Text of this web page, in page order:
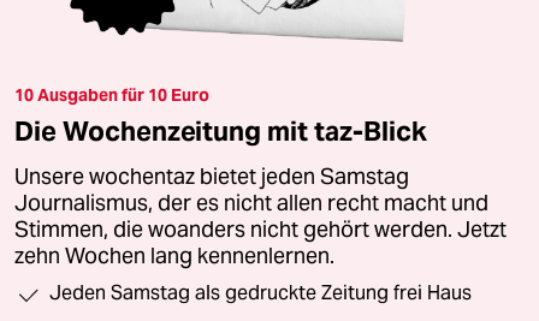
10 Ausgaben für 10 Euro
Die Wochenzeitung mit taz-Blick
Unsere wochentaz bietet jeden Samstag
Journalismus, der es nicht allen recht macht und
Stimmen, die woanders nicht gehört werden. Jetzt
zehn Wochen lang kennenlernen.
Jeden Samstag als gedruckte Zeitung frei Haus